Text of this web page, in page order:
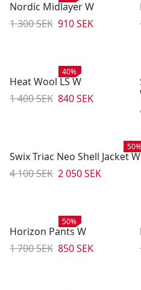
Nordic Midlayer W
Originalpris:
1 300 SEK Reapris:
910 SEK
Rea:
40%
Heat Wool LS W
Originalpris:
1 400 SEK Reapris:
840 SEK
Rea:
50%
Swix Triac Neo Shell Jacket W
Originalpris:
4 100 SEK Reapris:
2 050 SEK
Rea:
50%
Horizon Pants W
Originalpris:
1 700 SEK Reapris:
850 SEK